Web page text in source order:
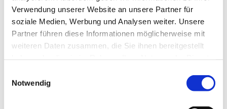
Verwendung unserer Website an unsere Partner für
soziale Medien, Werbung und Analysen weiter. Unsere
Partner führen diese Informationen möglicherweise mit
weiteren Daten zusammen, die Sie ihnen bereitgestellt
Notwendig
Dies könnte Sie auch
interessieren